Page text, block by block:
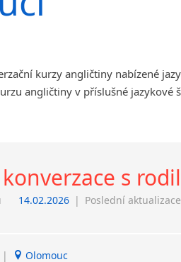
kurzy angličtiny nabízené
angličtiny v příslušné
s
14.02.2026 | Poslední aktualizace
| Olomouc